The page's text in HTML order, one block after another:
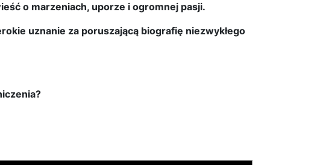
o marzeniach, uporze i ogromnej pasji.
uznanie za poruszającą biografię niezwykłego